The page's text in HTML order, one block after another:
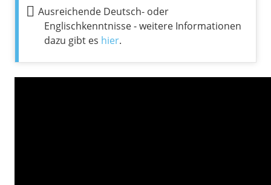
Ausreichende Deutsch- oder
Englischkenntnisse - weitere Informationen
dazu gibt es hier.